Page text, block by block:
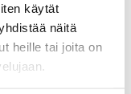
käytät
näitä
heille tai joita on